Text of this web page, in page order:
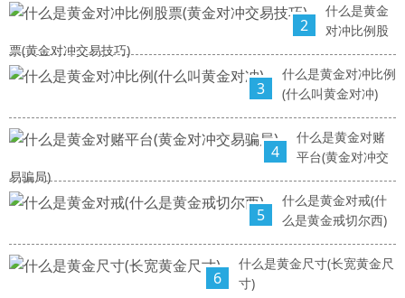
2
什么是黄金
对冲比例股
票(黄金对冲交易技巧)
3
什么是黄金对冲比例
(什么叫黄金对冲)
4
什么是黄金对赌
平台(黄金对冲交
易骗局)
5
什么是黄金对戒(什
么是黄金戒切尔西)
6
什么是黄金尺寸(长宽黄金尺
寸)